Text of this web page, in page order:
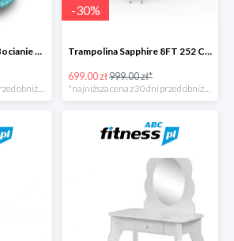
Huśtawka Ogrodowa Bocianie Gniazdo Sapphire -19%
-30%
Trampolina Sapphire 8FT 252 Cm + GRATISY -30%
699.00 zł999.00 zł*